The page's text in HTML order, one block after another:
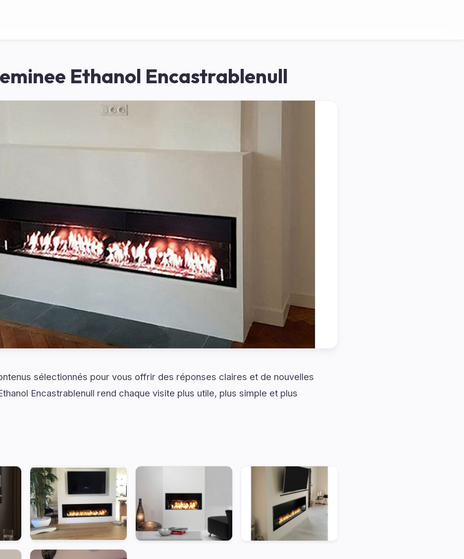
Ethanol Encastrablenull
sélectionnés pour vous offrir des réponses claires et de nouvelles
Encastrablenull rend chaque visite plus utile, plus simple et plus